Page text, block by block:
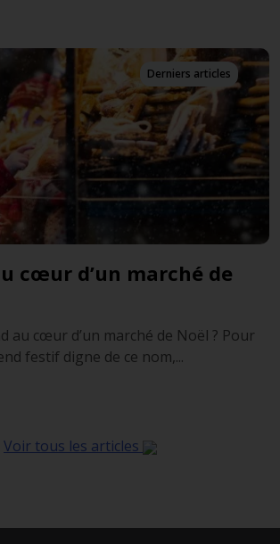
Derniers articles
cœur d’un marché de
au cœur d’un marché de Noël ? Pour
festif digne de ce nom,...
Voir tous les articles